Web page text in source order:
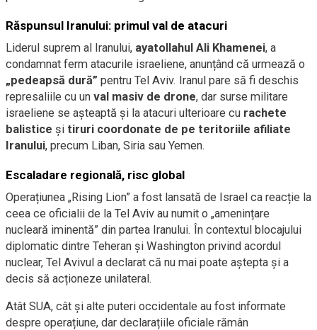
Răspunsul Iranului: primul val de atacuri
Liderul suprem al Iranului, ayatollahul Ali Khamenei, a
condamnat ferm atacurile israeliene, anunțând că urmează o
„pedeapsă dură” pentru Tel Aviv. Iranul pare să fi deschis
represaliile cu un val masiv de drone, dar surse militare
israeliene se așteaptă și la atacuri ulterioare cu rachete
balistice și tiruri coordonate de pe teritoriile afiliate
Iranului, precum Liban, Siria sau Yemen.
Escaladare regională, risc global
Operațiunea „Rising Lion” a fost lansată de Israel ca reacție la
ceea ce oficialii de la Tel Aviv au numit o „amenințare
nucleară iminentă” din partea Iranului. În contextul blocajului
diplomatic dintre Teheran și Washington privind acordul
nuclear, Tel Avivul a declarat că nu mai poate aștepta și a
decis să acționeze unilateral.
Atât SUA, cât și alte puteri occidentale au fost informate
despre operațiune, dar declarațiile oficiale rămân